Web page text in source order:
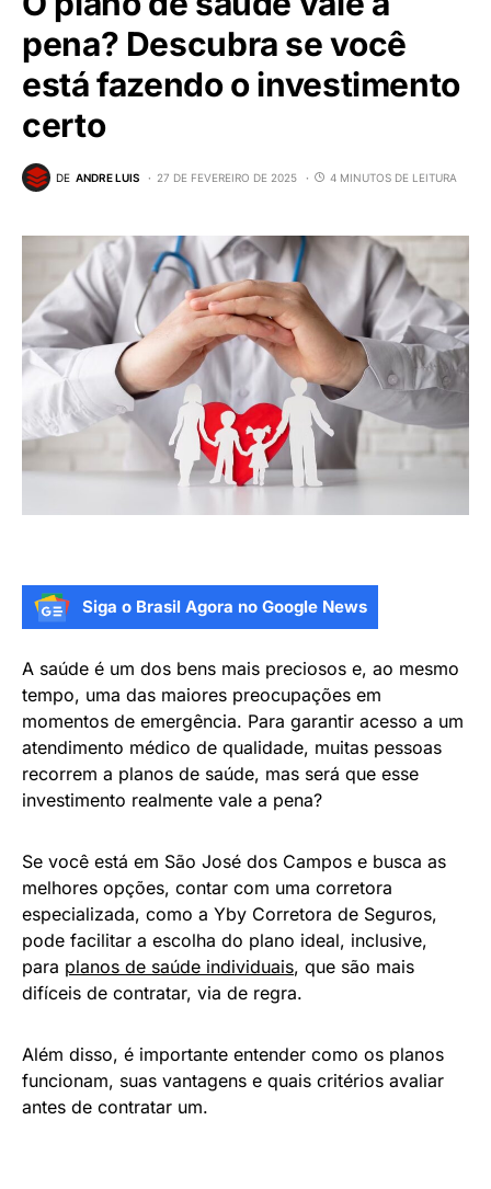
pena? Descubra se você
está fazendo o investimento
certo
DE ANDRE LUIS 27 DE FEVEREIRO DE 2025 4 MINUTOS DE LEITURA
Siga o Brasil Agora no Google News
A saúde é um dos bens mais preciosos e, ao mesmo
tempo, uma das maiores preocupações em
momentos de emergência. Para garantir acesso a um
atendimento médico de qualidade, muitas pessoas
recorrem a planos de saúde, mas será que esse
investimento realmente vale a pena?
Se você está em São José dos Campos e busca as
melhores opções, contar com uma corretora
especializada, como a Yby Corretora de Seguros,
pode facilitar a escolha do plano ideal, inclusive,
para planos de saúde individuais, que são mais
difíceis de contratar, via de regra.
Além disso, é importante entender como os planos
funcionam, suas vantagens e quais critérios avaliar
antes de contratar um.